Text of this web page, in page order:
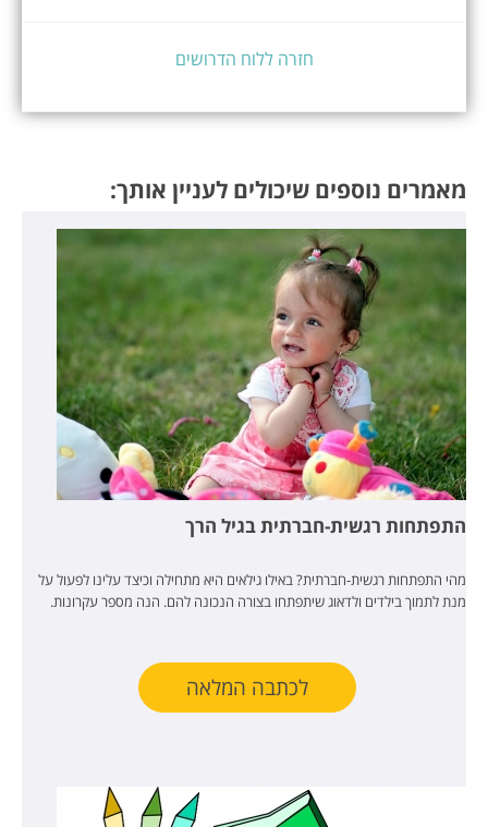
חזרה ללוח הדרושים
מאמרים נוספים שיכולים לעניין אותך:
התפתחות רגשית-חברתית בגיל הרך
מהי התפתחות רגשית-חברתית? באילו גילאים היא מתחילה וכיצד עלינו לפעול על
מנת לתמוך בילדים ולדאוג שיתפתחו בצורה הנכונה להם. הנה מספר עקרונות.
לכתבה המלאה